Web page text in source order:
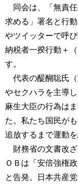
同会は、「無責任
求める」署名と行
やツイッターで呼
納税者一揆行動＋
す。
代表の醍醐聡氏（
やセクハラを主導
麻生大臣の行為は
た。私たち国民が
追放するまで運動
財務省の文書改ざ
ＯＢは「安倍強権
と告発。日本共産